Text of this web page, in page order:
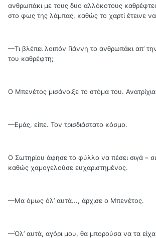
ανθρωπάκι με τους δυο αλλόκοτους
στο φως της λάμπας, καθώς το χαρτί έτεινε να
—Τι βλέπει λοιπόν Γιάννη το ανθρωπάκι απ’
του καθρέφτη;
Ο Μπενέτος μισάνοιξε το στόμα του.
—Εμάς, είπε. Τον τρισδιάστατο κόσμο.
Ο Σωτηρίου άφησε το φύλλο να πέσει σιγά –
καθώς χαμογελούσε ευχαριστημένος.
—Μα όμως όλ’ αυτά..., άρχισε ο Μπενέτος.
—Όλ’ αυτά, αγόρι μου, θα μπορούσα να τα είχα